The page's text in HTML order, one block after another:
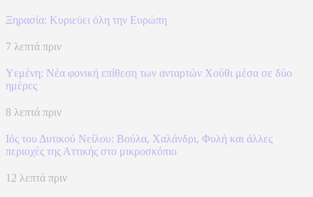
Ξηρασία: Κυριεύει όλη την Ευρώπη
7 λεπτά πριν
Υεμένη: Νέα φονική επίθεση των ανταρτών Χούθι μέσα σε δύο
ημέρες
8 λεπτά πριν
Ιός του Δυτικού Νείλου: Βούλα, Χαλάνδρι, Φυλή και άλλες
περιοχές της Αττικής στο μικροσκόπιο
12 λεπτά πριν